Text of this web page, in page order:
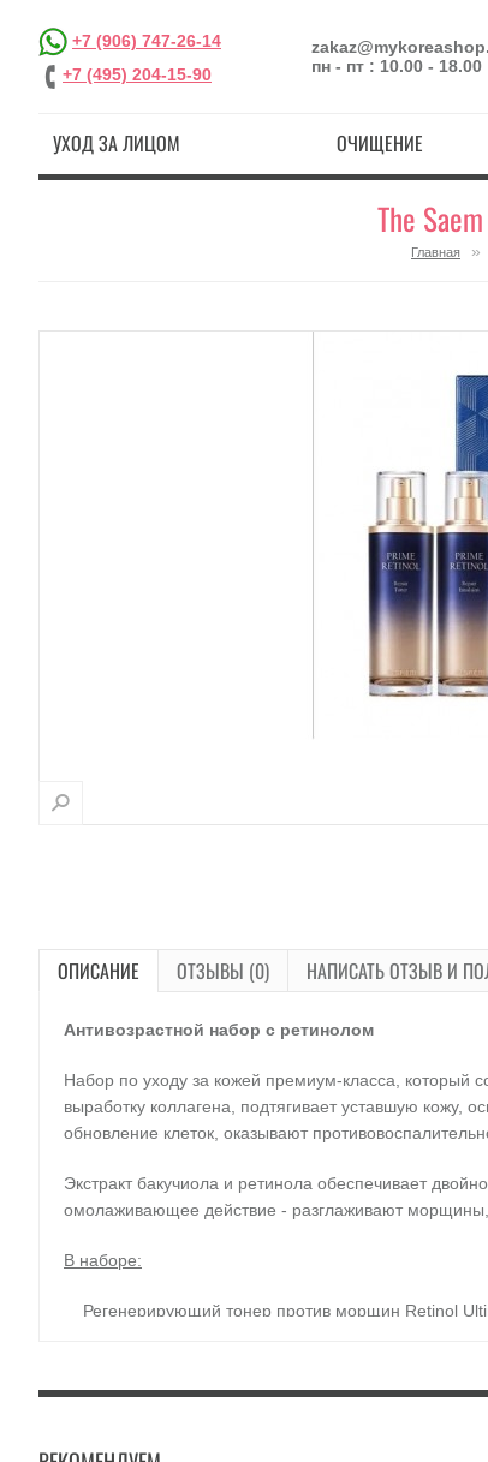
+7 (906) 747-26-14
+7 (495) 204-15-90
пн - пт : 10.00 - 18.00
УХОД ЗА ЛИЦОМ ОЧИЩЕНИЕ
The
Главная »
ОПИСАНИЕ ОТЗЫВЫ (0) НАПИСАТЬ ОТЗЫВ И
Антивозрастной набор с ретинолом
Набор по уходу за кожей премиум-класса, который
выработку коллагена, подтягивает уставшую кожу,
обновление клеток, оказывают
Экстракт бакучиола и ретинола обеспечивает
омолаживающее действие - разглаживают морщины,
В наборе:
Регенерирующий тонер против морщин Retinol